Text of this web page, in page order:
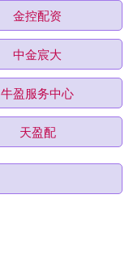
金控配资
中金宸大
牛盈服务中心
天盈配